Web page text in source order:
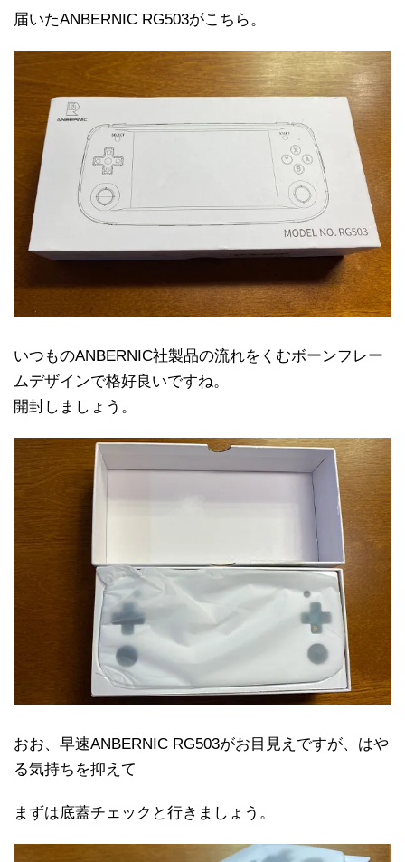
届いたANBERNIC RG503がこちら。
いつものANBERNIC社製品の流れをくむボーンフレー
ムデザインで格好良いですね。
開封しましょう。
おお、早速ANBERNIC RG503がお目見えですが、はや
る気持ちを抑えて
まずは底蓋チェックと行きましょう。